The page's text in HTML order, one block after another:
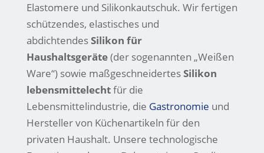
Elastomere und Silikonkautschuk. Wir fertigen
schützendes, elastisches und
abdichtendesSilikon für
Haushaltsgeräte(der sogenannten „Weißen
Ware“) sowie maßgeschneidertesSilikon
lebensmittelechtfür die
Lebensmittelindustrie, die Gastronomie und
Hersteller von Küchenartikeln für den
privaten Haushalt. Unsere technologische